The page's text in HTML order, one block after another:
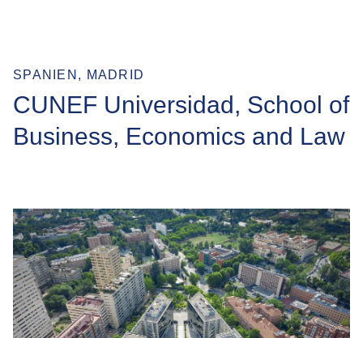
SPANIEN, MADRID
CUNEF Universidad, School of
Business, Economics and Law